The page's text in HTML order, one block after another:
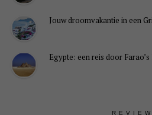
Jouw droomvakantie in een
Egypte: een reis door Farao’s
REVIEW